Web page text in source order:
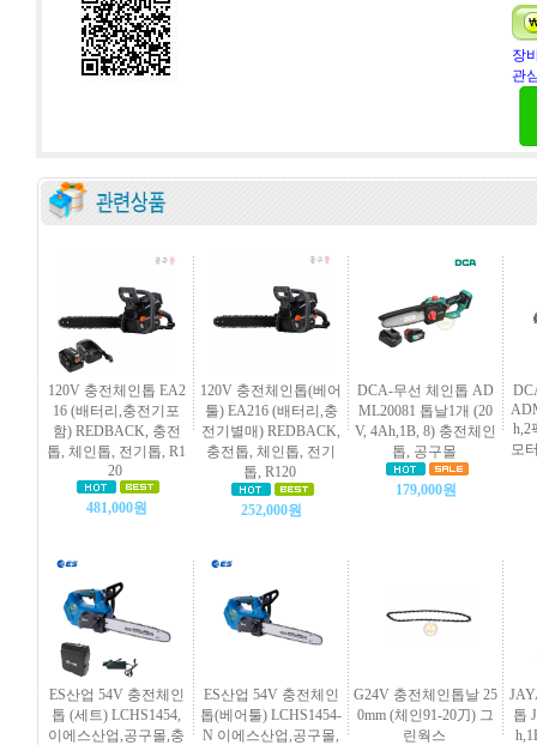
장
관
120V 충전체인톱 EA2
16 (배터리,충전기포
함) REDBACK, 충전
톱, 체인톱, 전기톱, R1
20
481,000원
120V 충전체인톱(베어
툴) EA216 (배터리,충
전기별매) REDBACK,
충전톱, 체인톱, 전기
톱, R120
252,000원
DCA-무선 체인톱 AD
ML20081 톱날1개 (20
V, 4Ah,1B, 8) 충전체인
톱, 공구몰
179,000원
h,2
모
ES산업 54V 충전체인
톱 (세트) LCHS1454,
이에스산업,공구몰,충
ES산업 54V 충전체인
톱(베어툴) LCHS1454-
N 이에스산업,공구몰,
G24V 충전체인톱날 25
0mm (체인91-20刀) 그
린웍스
톱